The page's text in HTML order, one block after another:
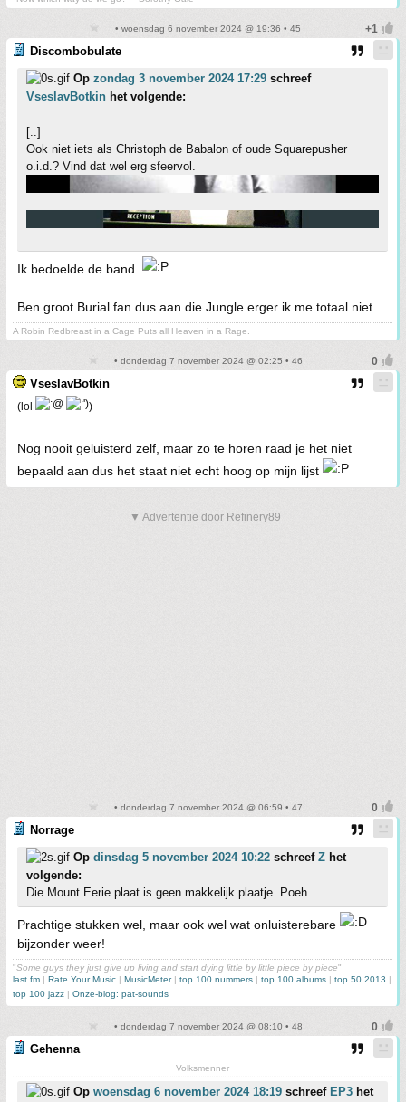
• woensdag 6 november 2024 @ 19:36 • 45
Discombobulate
Op zondag 3 november 2024 17:29 schreef
VseslavBotkin het volgende:
[..]
Ook niet iets als Christoph de Babalon of oude Squarepusher
o.i.d.? Vind dat wel erg sfeervol.
Ik bedoelde de band.
Ben groot Burial fan dus aan die Jungle erger ik me totaal niet.
A Robin Redbreast in a Cage Puts all Heaven in a Rage.
• donderdag 7 november 2024 @ 02:25 • 46
VseslavBotkin
(lol )
Nog nooit geluisterd zelf, maar zo te horen raad je het niet
bepaald aan dus het staat niet echt hoog op mijn lijst
▼ Advertentie door Refinery89
• donderdag 7 november 2024 @ 06:59 • 47
Norrage
Op dinsdag 5 november 2024 10:22 schreef Z het
volgende:
Die Mount Eerie plaat is geen makkelijk plaatje. Poeh.
Prachtige stukken wel, maar ook wel wat onluisterebare
bijzonder weer!
"Some guys they just give up living and start dying little by little piece by piece"
last.fm
Rate Your Music MusicMeter| top 100 nummers top 100 albums top 50 2013
top 100 jazz
Onze-blog: pat-sounds
• donderdag 7 november 2024 @ 08:10 • 48
Gehenna
Volksmenner
Op woensdag 6 november 2024 18:19 schreef EP3 het